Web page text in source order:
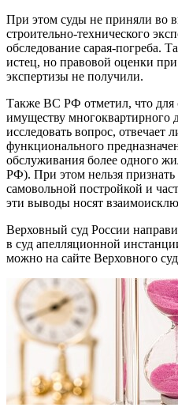
При этом суды не приняли во
строительно-технического
обследование сарая-погреба.
истец, но правовой оценки
экспертизы не получили.
Также ВС РФ отметил, что для
имуществу
исследовать вопрос, отвечает
функционального
обслуживания более одного
РФ). При этом нельзя
самовольной постройкой и
эти выводы носят
Верховный суд России
в суд апелляционной
можно на сайте Верховного